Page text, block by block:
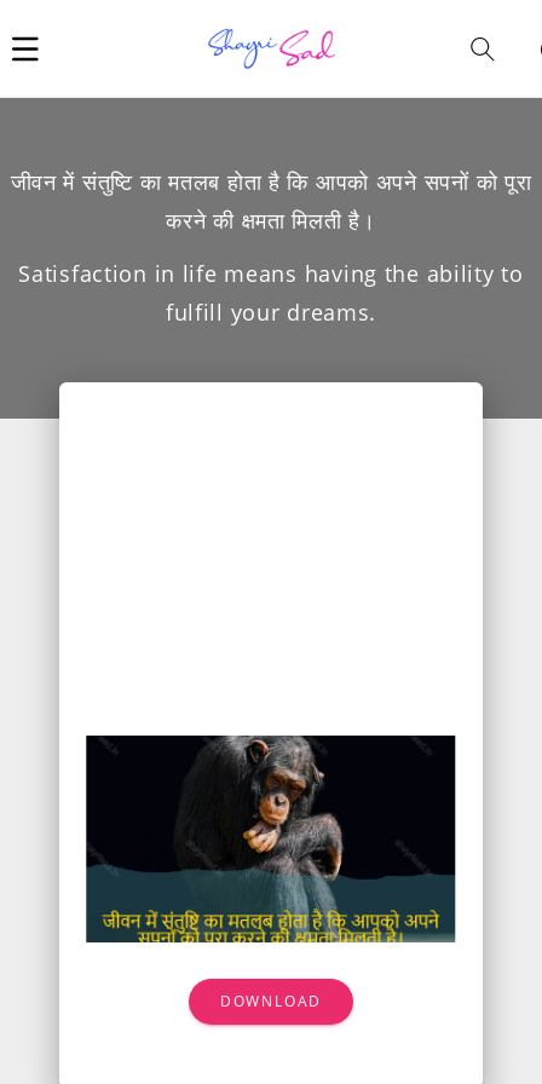
जीवन में संतुष्टि का मतलब होता है कि आपको अपने सपनों को पूरा
करने की क्षमता मिलती है।
Satisfaction in life means having the ability to
fulfill your dreams.
DOWNLOAD